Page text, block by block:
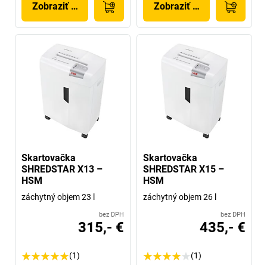
Zobraziť produkt Zobraziť produkt
Skartovačka
SHREDSTAR X13 –
HSM
záchytný objem 23 l
bez DPH
315,- €
(1)
Skartovačka
SHREDSTAR X15 –
HSM
záchytný objem 26 l
bez DPH
435,- €
(1)